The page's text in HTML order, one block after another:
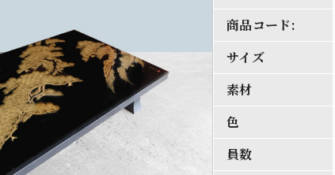
商品コード:
サイズ
素材
色
員数